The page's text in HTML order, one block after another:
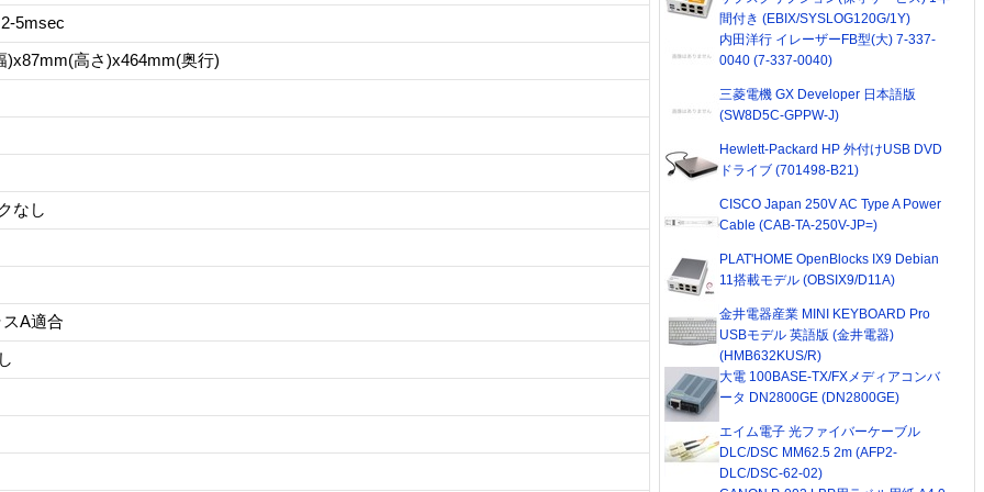
5msec
)x87mm(高さ)x464mm(奥行)
なし
A適合
間付き (EBIX/SYSLOG120G/1Y)
内田洋行 イレーザーFB型(大) 7-337-
0040 (7-337-0040)
三菱電機 GX Developer 日本語版
(SW8D5C-GPPW-J)
Hewlett-Packard HP 外付けUSB DVD
ドライブ (701498-B21)
CISCO Japan 250V AC Type A Power
Cable (CAB-TA-250V-JP=)
PLAT'HOME OpenBlocks IX9 Debian
11搭載モデル (OBSIX9/D11A)
金井電器産業 MINI KEYBOARD Pro
USBモデル 英語版 (金井電器)
(HMB632KUS/R)
大電 100BASE-TX/FXメディアコンバ
ータ DN2800GE (DN2800GE)
エイム電子 光ファイバーケーブル
DLC/DSC MM62.5 2m (AFP2-
DLC/DSC-62-02)